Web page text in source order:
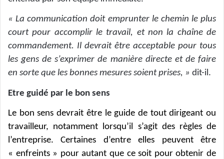
« La communication doit emprunter le chemin le plus
court pour accomplir le travail, et non la chaîne de
commandement. Il devrait être acceptable pour tous
les gens de s’exprimer de manière directe et de faire
en sorte que les bonnes mesures soient prises, » dit-il.
Etre guidé par le bon sens
Le bon sens devrait être le guide de tout dirigeant ou
travailleur, notamment lorsqu’il s’agit des règles de
l’entreprise. Certaines d’entre elles peuvent être
« enfreints » pour autant que ce soit pour obtenir de